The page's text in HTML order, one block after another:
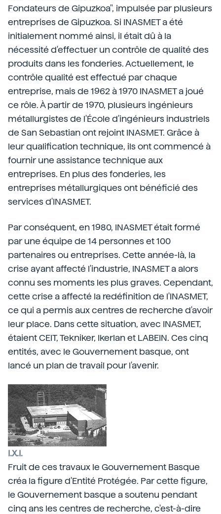
Fondateurs de Gipuzkoa", impulsée par plusieurs
entreprises de Gipuzkoa. Si INASMET a été
initialement nommé ainsi, il était dû à la
nécessité d'effectuer un contrôle de qualité des
produits dans les fonderies. Actuellement, le
contrôle qualité est effectué par chaque
entreprise, mais de 1962 à 1970 INASMET a joué
ce rôle. À partir de 1970, plusieurs ingénieurs
métallurgistes de l'École d'ingénieurs industriels
de San Sebastian ont rejoint INASMET. Grâce à
leur qualification technique, ils ont commencé à
fournir une assistance technique aux
entreprises. En plus des fonderies, les
entreprises métallurgiques ont bénéficié des
services d'INASMET.
Par conséquent, en 1980, INASMET était formé
par une équipe de 14 personnes et 100
partenaires ou entreprises. Cette année-là, la
crise ayant affecté l'industrie, INASMET a alors
connu ses moments les plus graves. Cependant,
cette crise a affecté la redéfinition de l'INASMET,
ce qui a permis aux centres de recherche d'avoir
leur place. Dans cette situation, avec INASMET,
étaient CEIT, Tekniker, Ikerlan et LABEIN. Ces cinq
entités, avec le Gouvernement basque, ont
lancé un plan de travail pour l'avenir.
I.X.I.
Fruit de ces travaux le Gouvernement Basque
créa la figure d'Entité Protégée. Par cette figure,
le Gouvernement basque a soutenu pendant
cinq ans les centres de recherche, c'est-à-dire